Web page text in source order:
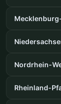
Nordrhein-
Rheinland-